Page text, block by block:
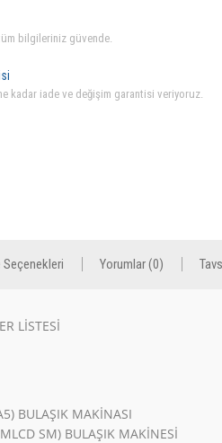
bilgileriniz güvende.
kadar iade ve değişim garantisi veriyoruz.
Seçenekleri Yorumlar (0)
LİSTESİ
BULAŞIK MAKİNASI
SM) BULAŞIK MAKİNESİ